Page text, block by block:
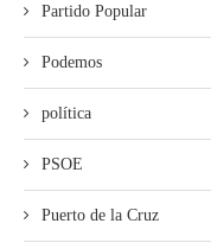
Partido Popular
Podemos
política
PSOE
Puerto de la Cruz